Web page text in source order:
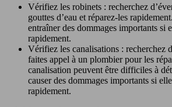
Vérifiez les robinets : recherchez
gouttes d’eau et réparez-les
entraîner des dommages importants si
rapidement.
Vérifiez les canalisations : recherchez
faites appel à un plombier pour les
canalisation peuvent être difficiles à
causer des dommages importants si
rapidement.